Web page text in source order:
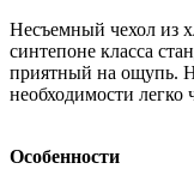
Несъемный чехол из
синтепоне класса
приятный на ощупь.
необходимости легко
Особенности